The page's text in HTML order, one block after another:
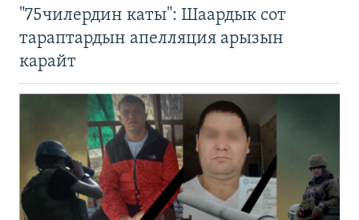
"75чилердин каты": Шаардык сот
тараптардын апелляция арызын
карайт